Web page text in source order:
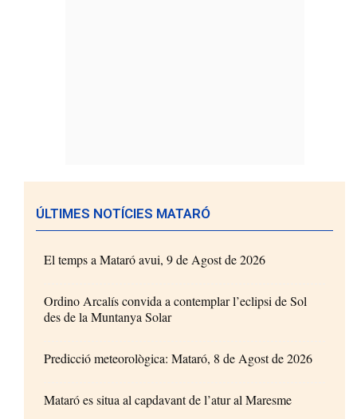
ÚLTIMES NOTÍCIES MATARÓ
El temps a Mataró avui, 9 de Agost de 2026
Ordino Arcalís convida a contemplar l’eclipsi de Sol
des de la Muntanya Solar
Predicció meteorològica: Mataró, 8 de Agost de 2026
Mataró es situa al capdavant de l’atur al Maresme